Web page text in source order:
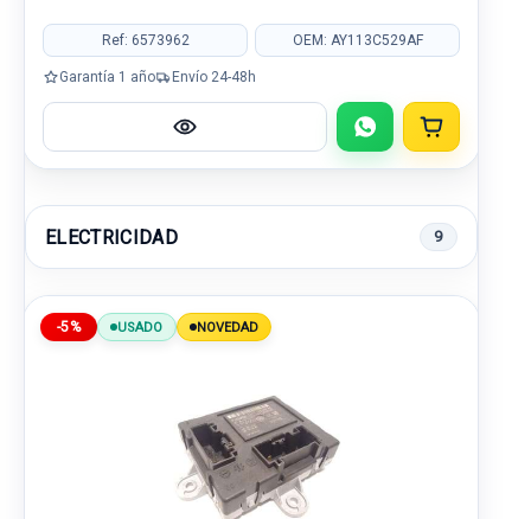
Ref: 6573962 OEM: AY113C529AF
Garantía 1 año Envío 24-48h
ELECTRICIDAD 9
-5% USADO NOVEDAD